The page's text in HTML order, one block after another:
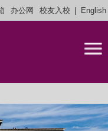
办公网 校友入校 | English